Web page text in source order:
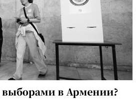
в Армении?